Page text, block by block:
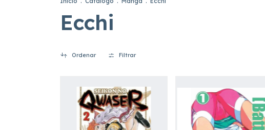
Ecchi
Ordenar Filtrar